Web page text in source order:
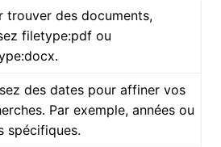
trouver des documents,
filetype:pdf ou
des dates pour affiner vos
Par exemple, années ou
spécifiques.